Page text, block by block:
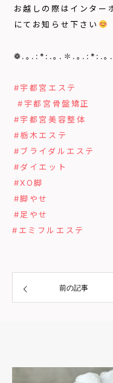
お越しの際はインター
⁡にてお知らせ下さい
⁡❁.｡.:*:.｡.✽.｡.:*:.｡
#宇都宮エステ
⁡#宇都宮骨盤矯正
#宇都宮美容整体
#栃木エステ
#ブライダルエステ
#ダイエット
#XO脚
#脚やせ
#足やせ
#エミフルエステ
前の記事